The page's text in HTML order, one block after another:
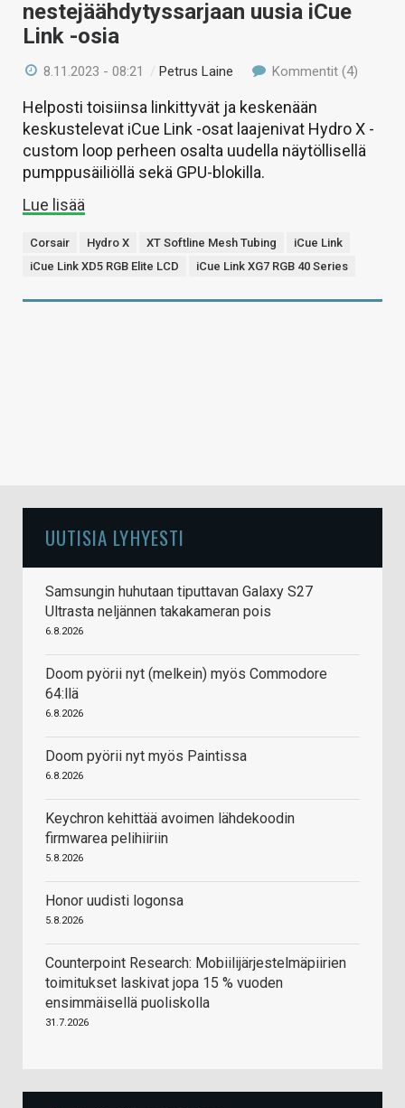
nestejäähdytyssarjaan uusia iCue
Link -osia
8.11.2023 - 08:21 /Petrus Laine Kommentit (4)
Helposti toisiinsa linkittyvät ja keskenään
keskustelevat iCue Link -osat laajenivat Hydro X -
custom loop perheen osalta uudella näytöllisellä
pumppusäiliöllä sekä GPU-blokilla.
Lue lisää
Corsair Hydro X XT Softline Mesh Tubing
iCue Link
iCue Link XD5 RGB Elite LCD
iCue Link XG7 RGB 40 Series
UUTISIA LYHYESTI
Samsungin huhutaan tiputtavan Galaxy S27
Ultrasta neljännen takakameran pois
6.8.2026
Doom pyörii nyt (melkein) myös Commodore
64:llä
6.8.2026
Doom pyörii nyt myös Paintissa
6.8.2026
Keychron kehittää avoimen lähdekoodin
firmwarea pelihiiriin
5.8.2026
Honor uudisti logonsa
5.8.2026
Counterpoint Research: Mobiilijärjestelmäpiirien
toimitukset laskivat jopa 15 % vuoden
ensimmäisellä puoliskolla
31.7.2026